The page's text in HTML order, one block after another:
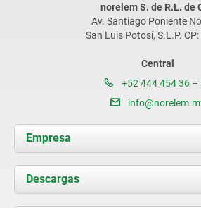
norelem S. de R.L. de
Av. Santiago Poniente
San Luis Potosí, S.L.P.
Central
+52 444 454 36 –
Empresa
Acerca de nosotros
Novedades
Descargas